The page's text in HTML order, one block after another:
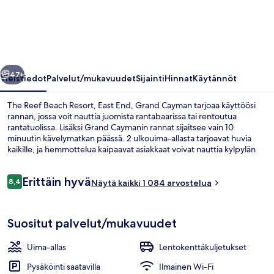
Cayman
valokuvagalleria
Seuraava
47+
YleistiedotPalvelut/mukavuudetSijaintiHinnatKäytännöt
The Reef Beach Resort, East End, Grand Cayman tarjoaa käyttöösi
rannan, jossa voit nauttia juomista rantabaarissa tai rentoutua
rantatuolissa. Lisäksi Grand Caymanin rannat sijaitsee vain 10
minuutin kävelymatkan päässä. 2 ulkouima-allasta tarjoavat huvia
kaikille, ja hemmottelua kaipaavat asiakkaat voivat nauttia kylpylän
ravintolasta, tarjoilee aamiaisen ja illallisen. Baari/aulabaari ja
henkilökuntaa.
Arvostelut
8,48,4 kautta 10.
Erittäin hyväNäytä kaikki 1 084 arvostelua
Suositut palvelut/mukavuudet
Uima-allas
Lentokenttäkuljetukset
Pysäköinti saatavilla
Ilmainen Wi-Fi